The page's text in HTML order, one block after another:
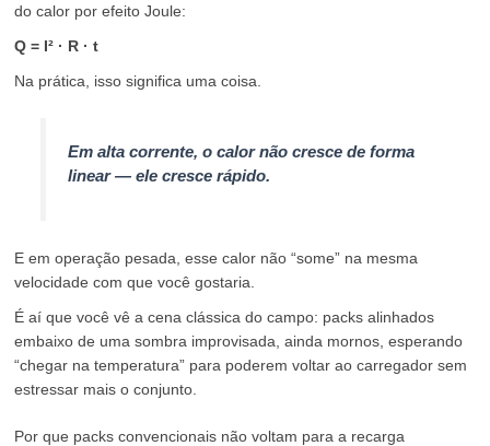
do calor por efeito Joule:
Q = I² · R · t
Na prática, isso significa uma coisa.
Em alta corrente, o calor não cresce de forma
linear — ele cresce rápido.
E em operação pesada, esse calor não “some” na mesma
velocidade com que você gostaria.
É aí que você vê a cena clássica do campo: packs alinhados
embaixo de uma sombra improvisada, ainda mornos, esperando
“chegar na temperatura” para poderem voltar ao carregador sem
estressar mais o conjunto.
Por que packs convencionais não voltam para a recarga